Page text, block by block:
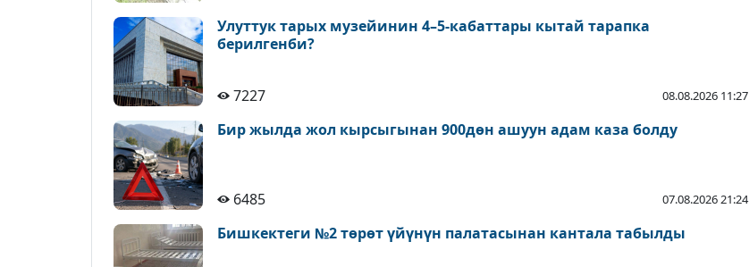
Улуттук тарых музейинин 4–5-кабаттары кытай тарапка
берилгенби?
7227 08.08.2026 11:27
Бир жылда жол кырсыгынан 900дөн ашуун адам каза болду
6485 07.08.2026 21:24
Бишкектеги №2 төрөт үйүнүн палатасынан кантала табылды